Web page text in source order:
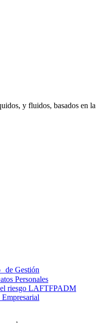
y fluidos, basados en la
de Gestión
Personales
riesgo LAFTFPADM